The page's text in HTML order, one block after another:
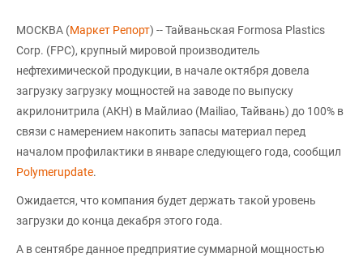
МОСКВА (Маркет Репорт) -- Тайваньская Formosa Plastics
Corp. (FPC), крупный мировой производитель
нефтехимической продукции, в начале октября довела
загрузку загрузку мощностей на заводе по выпуску
акрилонитрила (АКН) в Майлиао (Mailiao, Тайвань) до 100% в
связи с намерением накопить запасы материал перед
началом профилактики в январе следующего года, сообщил
Polymerupdate.
Ожидается, что компания будет держать такой уровень
загрузки до конца декабря этого года.
А в сентябре данное предприятие суммарной мощностью